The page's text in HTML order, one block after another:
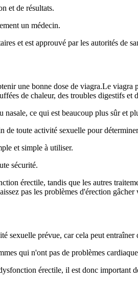
et de résultats.
un médecin.
et est approuvé par les autorités de
une bonne dose de viagra.Le
de chaleur, des troubles digestifs et
ce qui est beaucoup plus sûr et
toute activité sexuelle pour
et simple à utiliser.
sécurité.
érectile, tandis que les autres
pas les problèmes d'érection gâcher
prévue, car cela peut entraîner
qui n'ont pas de problèmes
érectile, il est donc